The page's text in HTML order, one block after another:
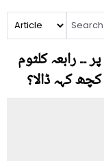
رابعہ کلثوم
کہہ ڈالا؟